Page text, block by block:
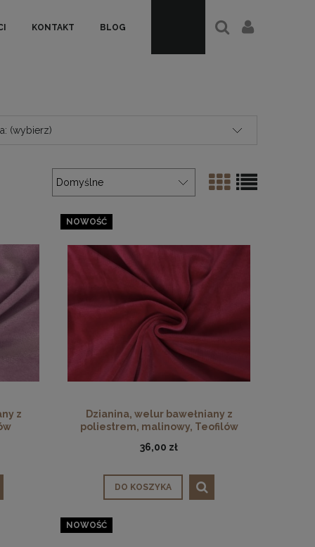
KONTAKT BLOG
(wybierz)
z
Dzianina, welur bawełniany z
poliestrem, malinowy, Teofilów
36,00 zł
DO KOSZYKA
NOWOŚĆ
NOWOŚĆ